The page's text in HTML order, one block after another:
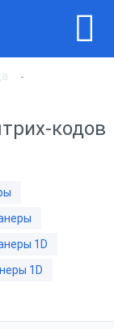
кодов
1D
1D